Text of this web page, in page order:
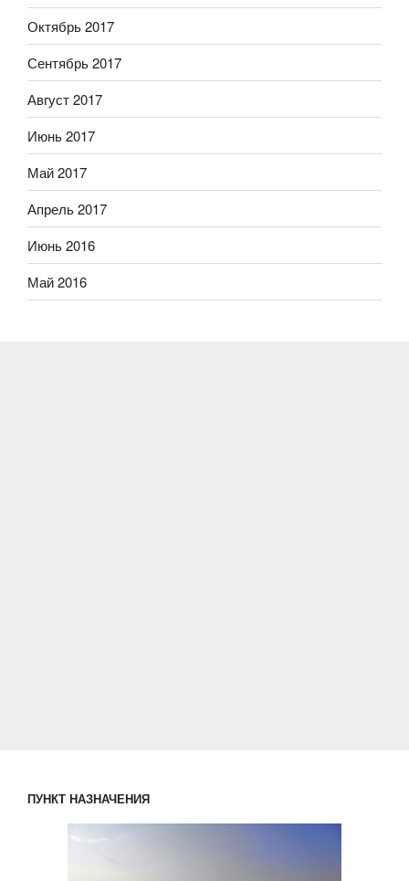
Октябрь 2017
Сентябрь 2017
Август 2017
Июнь 2017
Май 2017
Апрель 2017
Июнь 2016
Май 2016
ПУНКТ НАЗНАЧЕНИЯ